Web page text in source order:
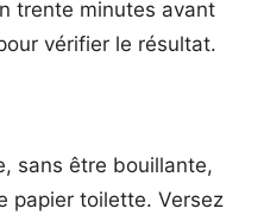
trente minutes avant
vérifier le résultat.
sans être bouillante,
papier toilette. Versez